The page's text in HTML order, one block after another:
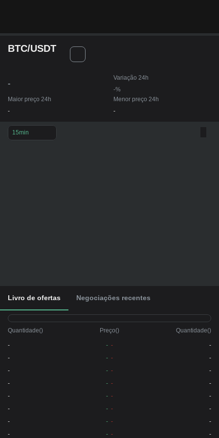
BTC/USDT
-
Variação 24h
-%
Maior preço 24h
-
Menor preço 24h
-
15min
Livro de ofertas Negociações recentes
Quantidade() Preço() Quantidade()
-
-
-
-
-
-
-
-
-
-
-
-
-
-
-
-
-
-
-
-
-
-
-
-
-
-
-
-
-
-
-
-